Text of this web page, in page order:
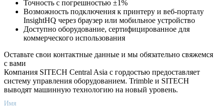
Точность с погрешностью ±1%
Возможность подключения к принтеру и веб-порталу
InsightHQ через браузер или мобильное устройство
Доступно оборудование, сертифицированное для
коммерческого использования
Оставьте свои контактные данные и мы обязательно свяжемся
с вами
Компания SITECH Central Asia с гордостью предоставляет
систему управления оборудованием. Trimble и SITECH
выводят машинную технологию на новый уровень.
Имя